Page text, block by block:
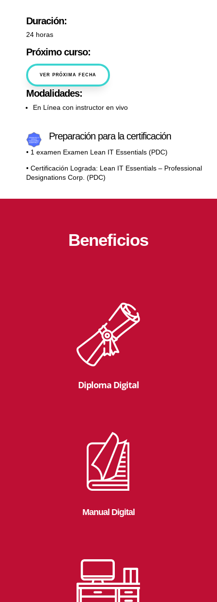
Duración:
24 horas
Próximo curso:
VER PRÓXIMA FECHA
Modalidades:
En Línea con instructor en vivo
Preparación para la certificación
• 1 examen Examen Lean IT Essentials (PDC)
• Certificación Lograda: Lean IT Essentials – Professional
Designations Corp. (PDC)
Beneficios
Diploma Digital
Manual Digital